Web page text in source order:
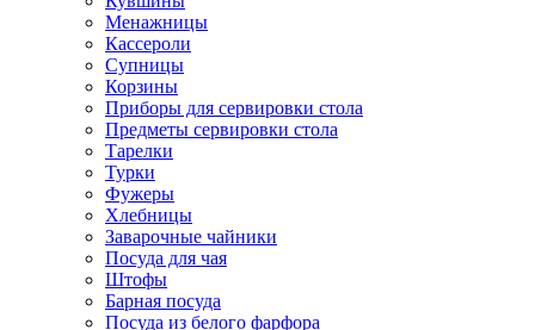
Менажницы
Кассероли
Супницы
Корзины
Приборы для сервировки стола
Предметы сервировки стола
Тарелки
Турки
Фужеры
Хлебницы
Заварочные чайники
Посуда для чая
Штофы
Барная посуда
Посуда из белого фарфора